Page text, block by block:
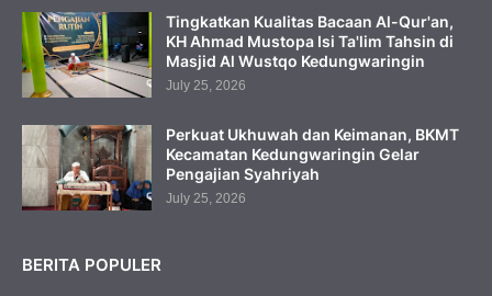
Tingkatkan Kualitas Bacaan Al-Qur'an,
KH Ahmad Mustopa Isi Ta'lim Tahsin di
Masjid Al Wustqo Kedungwaringin
July 25, 2026
Perkuat Ukhuwah dan Keimanan, BKMT
Kecamatan Kedungwaringin Gelar
Pengajian Syahriyah
July 25, 2026
BERITA POPULER